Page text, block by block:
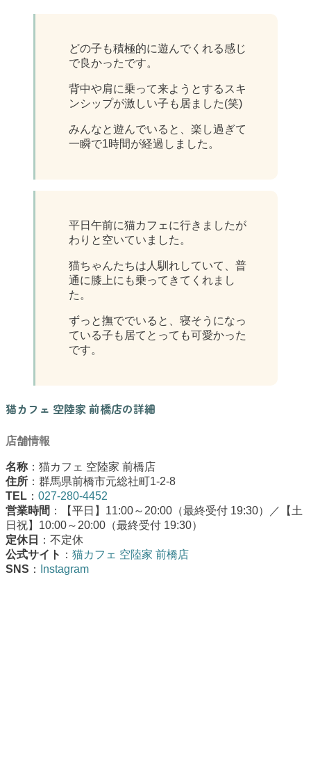
どの子も積極的に遊んでくれる感じ
で良かったです。
背中や肩に乗って来ようとするスキ
ンシップが激しい子も居ました(笑)
みんなと遊んでいると、楽し過ぎて
一瞬で1時間が経過しました。
平日午前に猫カフェに行きましたが
わりと空いていました。
猫ちゃんたちは人馴れしていて、普
通に膝上にも乗ってきてくれまし
た。
ずっと撫ででいると、寝そうになっ
ている子も居てとっても可愛かった
です。
猫カフェ 空陸家 前橋店の詳細
店舗情報
名称 ：猫カフェ 空陸家 前橋店
住所 ：群馬県前橋市元総社町1-2-8
TEL ： 027-280-4452
営業時間 ：【平日】11:00～20:00（最終受付 19:30）／【土
日祝】10:00～20:00（最終受付 19:30）
定休日
：不定休
公式サイト ： 猫カフェ 空陸家 前橋店
SNS ： Instagram